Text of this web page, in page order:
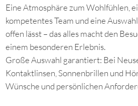
Eine Atmosphäre zum Wohlfühlen,
kompetentes Team und eine
offen lässt – das alles macht den
einem besonderen Erlebnis.
Große Auswahl garantiert: Bei
Kontaktlinsen, Sonnenbrillen und
Wünsche und persönlichen